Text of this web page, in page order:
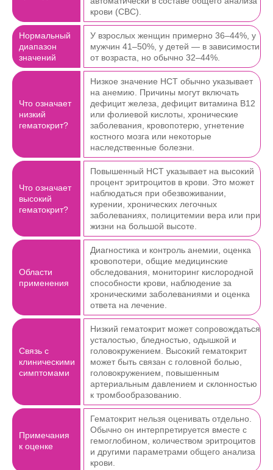
крови (CBC).
Нормальный
диапазон
значений
У взрослых женщин примерно 36–44%, у
мужчин 41–50%, у детей — в зависимости
от возраста, но обычно 32–44%.
Что означает
низкий
гематокрит?
Низкое значение HCT обычно указывает
на анемию. Причины могут включать
дефицит железа, дефицит витамина B12
или фолиевой кислоты, хронические
заболевания, кровопотерю, угнетение
костного мозга или некоторые
наследственные болезни.
Что означает
высокий
гематокрит?
Повышенный HCT указывает на высокий
процент эритроцитов в крови. Это может
наблюдаться при обезвоживании,
курении, хронических легочных
заболеваниях, полицитемии вера или при
жизни на большой высоте.
Области
применения
Диагностика и контроль анемии, оценка
кровопотери, общие медицинские
обследования, мониторинг кислородной
способности крови, наблюдение за
хроническими заболеваниями и оценка
ответа на лечение.
Связь с
клиническими
симптомами
Низкий гематокрит может сопровождаться
усталостью, бледностью, одышкой и
головокружением. Высокий гематокрит
может быть связан с головной болью,
головокружением, повышенным
артериальным давлением и склонностью
к тромбообразованию.
Примечания
к оценке
Гематокрит нельзя оценивать отдельно.
Обычно он интерпретируется вместе с
гемоглобином, количеством эритроцитов
и другими параметрами общего анализа
крови.